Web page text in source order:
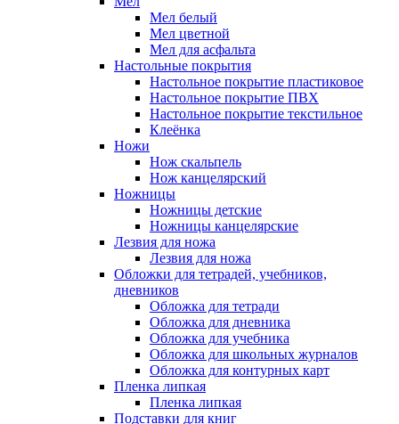
Мел белый
Мел цветной
Мел для асфальта
Настольные покрытия
Настольное покрытие пластиковое
Настольное покрытие ПВХ
Настольное покрытие текстильное
Клеёнка
Ножи
Нож скальпель
Нож канцелярский
Ножницы
Ножницы детские
Ножницы канцелярские
Лезвия для ножа
Лезвия для ножа
Обложки для тетрадей, учебников,
дневников
Обложка для тетради
Обложка для дневника
Обложка для учебника
Обложка для школьных журналов
Обложка для контурных карт
Пленка липкая
Пленка липкая
Подставки для книг